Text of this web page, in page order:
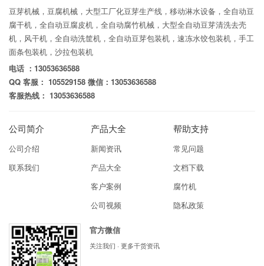
豆芽机械，豆腐机械，大型工厂化豆芽生产线，移动淋水设备，全自动豆
腐干机，全自动豆腐皮机，全自动腐竹机械，大型全自动豆芽清洗去壳
机，风干机，全自动洗筐机，全自动豆芽包装机，速冻水饺包装机，手工
面条包装机，沙拉包装机
电话 ：13053636588
QQ 客服： 105529158 微信：13053636588
客服热线： 13053636588
公司简介
公司介绍
联系我们
产品大全
新闻资讯
产品大全
客户案例
公司视频
帮助支持
常见问题
文档下载
腐竹机
隐私政策
官方微信
关注我们 · 更多干货资讯